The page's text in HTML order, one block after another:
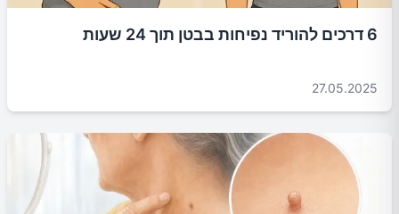
6 דרכים להוריד נפיחות בבטן תוך 24 שעות
27.05.2025